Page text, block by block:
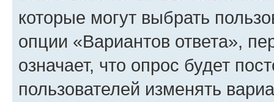
которые могут выбрать
опции «Вариантов ответа»,
означает, что опрос будет
пользователей изменять